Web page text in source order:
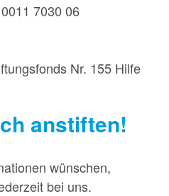
7030 06
Nr. 155 Hilfe
anstiften!
wünschen,
bei uns.